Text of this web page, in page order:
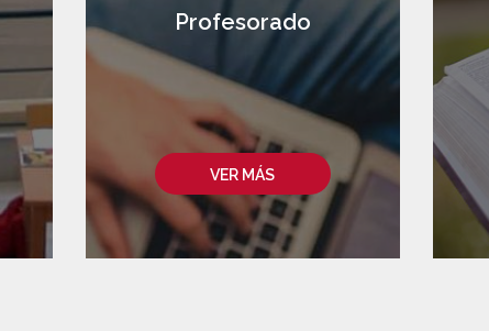
VER MÁS
Profesorado